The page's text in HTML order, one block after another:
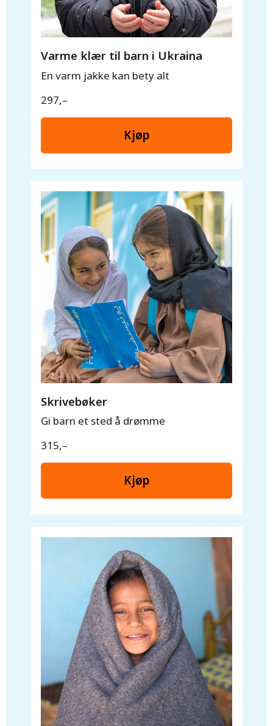
Varme klær til barn i Ukraina
En varm jakke kan bety alt
297,–
Kjøp
Skrivebøker
Gi barn et sted å drømme
315,–
Kjøp